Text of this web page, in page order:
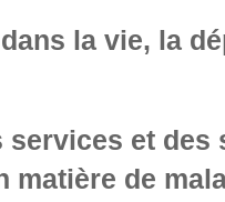
la vie, la
services et des
de